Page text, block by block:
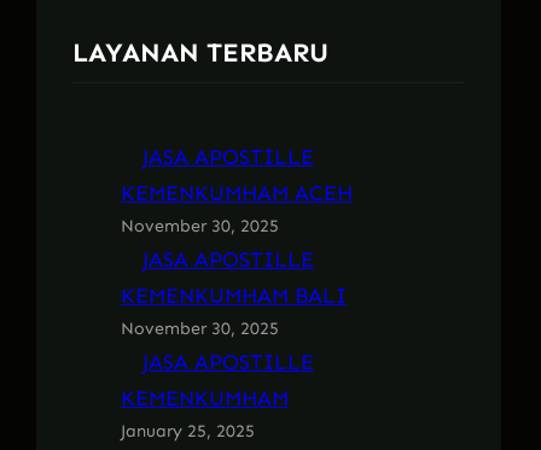
LAYANAN TERBARU
JASA APOSTILLE
KEMENKUMHAM ACEH
November 30, 2025
JASA APOSTILLE
KEMENKUMHAM BALI
November 30, 2025
JASA APOSTILLE
KEMENKUMHAM
January 25, 2025